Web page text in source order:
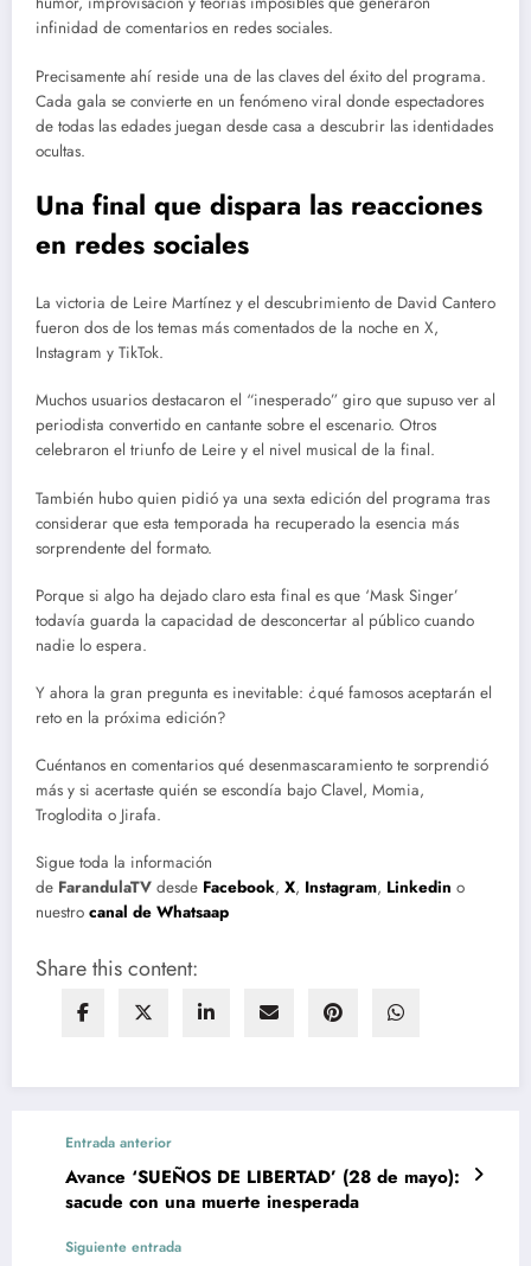
infinidad de comentarios en redes sociales.
Precisamente ahí reside una de las claves del éxito del programa.
Cada gala se convierte en un fenómeno viral donde espectadores
de todas las edades juegan desde casa a descubrir las identidades
ocultas.
Una final que dispara las reacciones
en redes sociales
La victoria de Leire Martínez y el descubrimiento de David Cantero
fueron dos de los temas más comentados de la noche en X,
Instagram y TikTok.
Muchos usuarios destacaron el “inesperado” giro que supuso ver al
periodista convertido en cantante sobre el escenario. Otros
celebraron el triunfo de Leire y el nivel musical de la final.
También hubo quien pidió ya una sexta edición del programa tras
considerar que esta temporada ha recuperado la esencia más
sorprendente del formato.
Porque si algo ha dejado claro esta final es que ‘Mask Singer’
todavía guarda la capacidad de desconcertar al público cuando
nadie lo espera.
Y ahora la gran pregunta es inevitable: ¿qué famosos aceptarán el
reto en la próxima edición?
Cuéntanos en comentarios qué desenmascaramiento te sorprendió
más y si acertaste quién se escondía bajo Clavel, Momia,
Troglodita o Jirafa.
Sigue toda la información
de FarandulaTV desde Facebook, X, Instagram, Linkedin o
nuestro canal de Whatsaap
Share this content:
Entrada anterior
Avance ‘SUEÑOS DE LIBERTAD’ (28 de mayo):
sacude con una muerte inesperada
Siguiente entrada